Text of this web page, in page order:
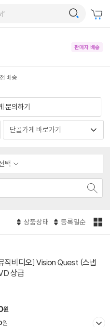
판매자 배송
배송
문의하기
택
상품상태 등록일순
상급
원
원